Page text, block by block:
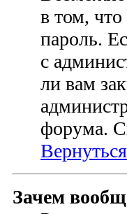
в том,
пароль.
с
ли вам
форума.
Зачем